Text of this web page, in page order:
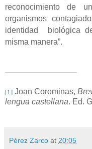
reconocimiento de
organismos
identidad biológica
misma manera”.
[1] Joan Corominas,
lengua castellana. Ed.
Pérez Zarco at 20:05